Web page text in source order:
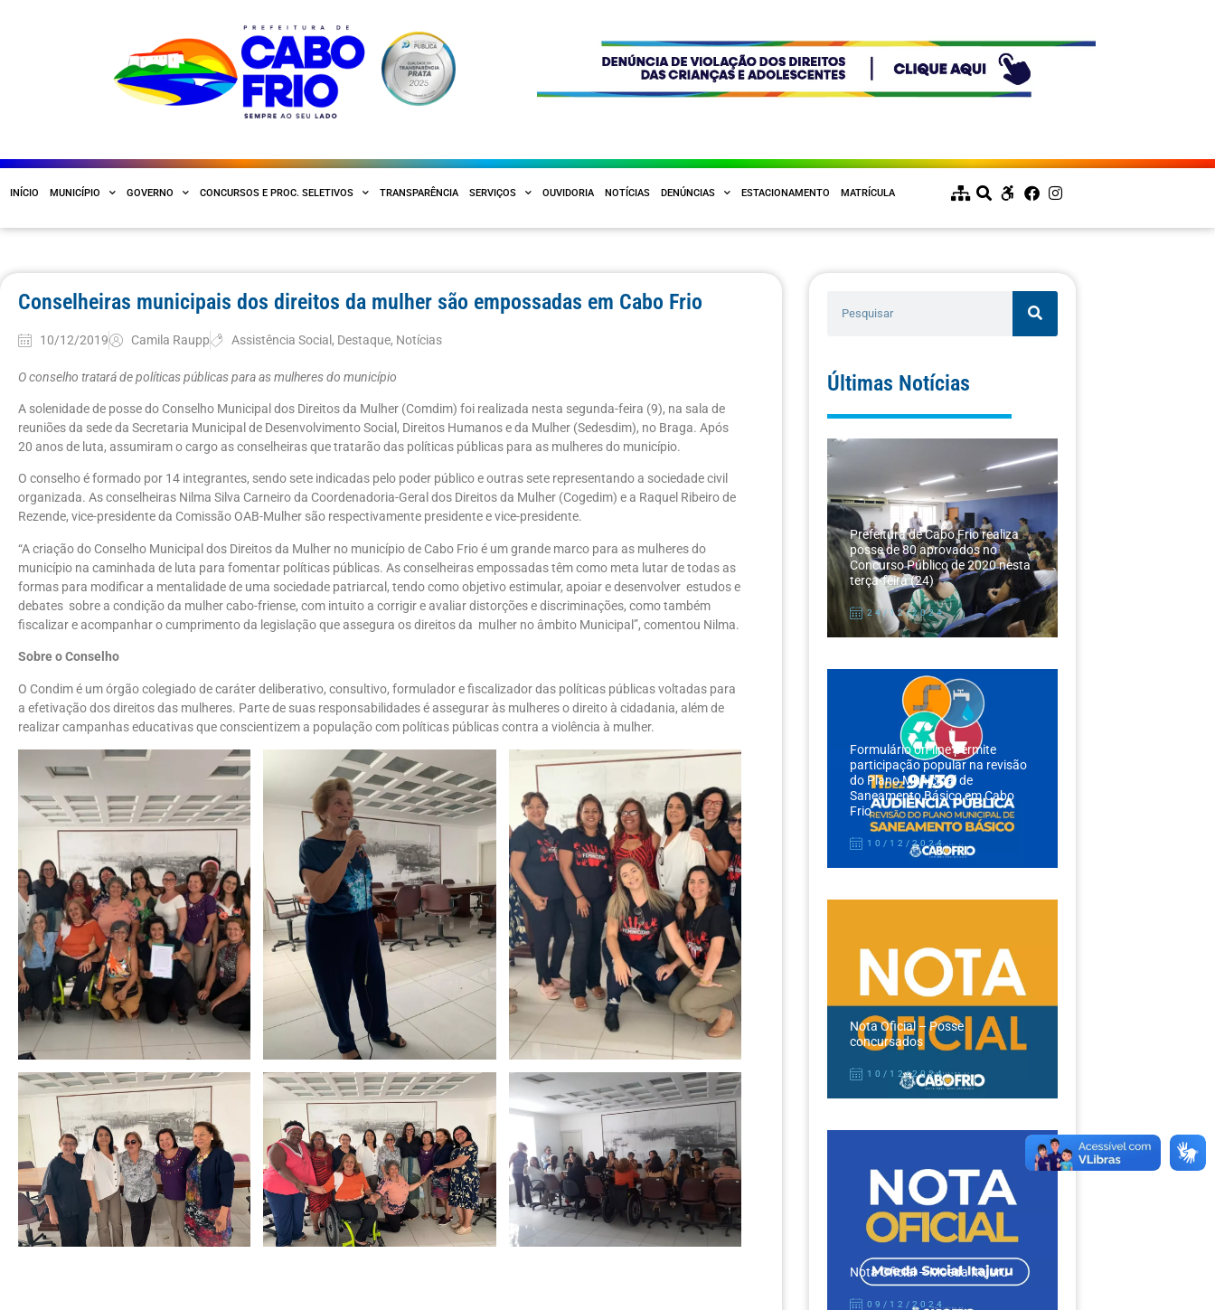
INÍCIO MUNICÍPIO GOVERNO CONCURSOS E PROC. SELETIVOS TRANSPARÊNCIA SERVIÇOS OUVIDORIA NOTÍCIAS DENÚNCIAS ESTACIONAMENTO MATRÍCULA
Conselheiras municipais dos direitos da mulher são empossadas em Cabo Frio
10/12/2019 Camila Raupp Assistência Social , Destaque, Notícias
O conselho tratará de políticas públicas para as mulheres do município
A solenidade de posse do Conselho Municipal dos Direitos da Mulher (Comdim) foi realizada nesta segunda-feira (9), na sala de
reuniões da sede da Secretaria Municipal de Desenvolvimento Social, Direitos Humanos e da Mulher (Sedesdim), no Braga. Após
20 anos de luta, assumiram o cargo as conselheiras que tratarão das políticas públicas para as mulheres do município.
O conselho é formado por 14 integrantes, sendo sete indicadas pelo poder público e outras sete representando a sociedade civil
organizada. As conselheiras Nilma Silva Carneiro da Coordenadoria-Geral dos Direitos da Mulher (Cogedim) e a Raquel Ribeiro de
Rezende, vice-presidente da Comissão OAB-Mulher são respectivamente presidente e vice-presidente.
“A criação do Conselho Municipal dos Direitos da Mulher no município de Cabo Frio é um grande marco para as mulheres do
município na caminhada de luta para fomentar políticas públicas. As conselheiras empossadas têm como meta lutar de todas as
formas para modificar a mentalidade de uma sociedade patriarcal, tendo como objetivo estimular, apoiar e desenvolver estudos e
debates sobre a condição da mulher cabo-friense, com intuito a corrigir e avaliar distorções e discriminações, como também
fiscalizar e acompanhar o cumprimento da legislação que assegura os direitos da mulher no âmbito Municipal”, comentou Nilma.
Sobre o Conselho
O Condim é um órgão colegiado de caráter deliberativo, consultivo, formulador e fiscalizador das políticas públicas voltadas para
a efetivação dos direitos das mulheres. Parte de suas responsabilidades é assegurar às mulheres o direito à cidadania, além de
realizar campanhas educativas que conscientizem a população com políticas públicas contra a violência à mulher.
Últimas Notícias
Prefeitura de Cabo Frio realiza
posse de 80 aprovados no
Concurso Público de 2020 nesta
terça-feira (24)
24/12/2024
Formulário on-line permite
participação popular na revisão
do Plano Municipal de
Saneamento Básico em Cabo
Frio
10/12/2024
Nota Oficial – Posse
concursados
10/12/2024
Nota Oficial – Moeda Itajuru
09/12/2024